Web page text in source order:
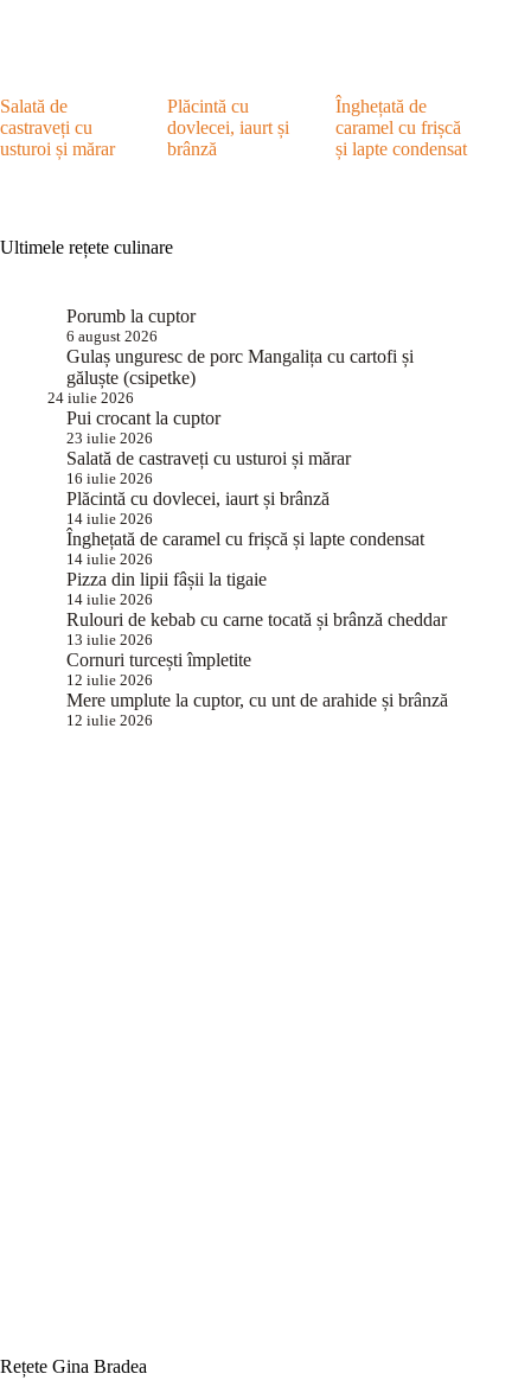
Salată de
castraveți cu
usturoi și mărar
Plăcintă cu
dovlecei, iaurt și
brânză
Înghețată de
caramel cu frișcă
și lapte condensat
Ultimele rețete culinare
Porumb la cuptor
6 august 2026
Gulaș unguresc de porc Mangalița cu cartofi și
găluște (csipetke)
24 iulie 2026
Pui crocant la cuptor
23 iulie 2026
Salată de castraveți cu usturoi și mărar
16 iulie 2026
Plăcintă cu dovlecei, iaurt și brânză
14 iulie 2026
Înghețată de caramel cu frișcă și lapte condensat
14 iulie 2026
Pizza din lipii fâșii la tigaie
14 iulie 2026
Rulouri de kebab cu carne tocată și brânză cheddar
13 iulie 2026
Cornuri turcești împletite
12 iulie 2026
Mere umplute la cuptor, cu unt de arahide și brânză
12 iulie 2026
Rețete Gina Bradea